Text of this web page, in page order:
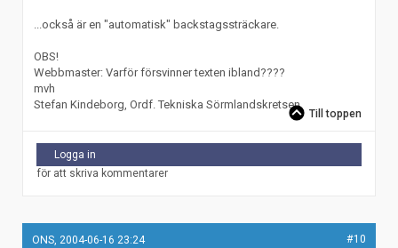
...också är en "automatisk" backstagssträckare.
OBS!
Webbmaster: Varför försvinner texten ibland????
mvh
Stefan Kindeborg, Ordf. Tekniska Sörmlandskretsen
Till toppen
Logga in
för att skriva kommentarer
ONS, 2004-06-16 23:24 #10